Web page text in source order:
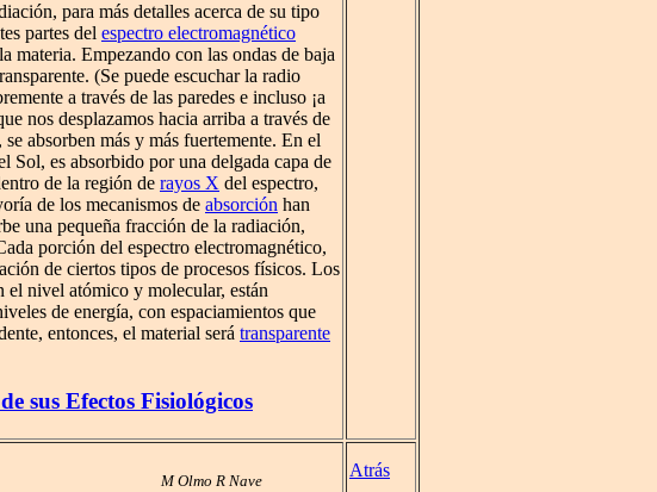
para más detalles acerca de su tipo
partes del espectro electromagnético
materia. Empezando con las ondas de baja
(Se puede escuchar la radio
a través de las paredes e incluso ¡a
nos desplazamos hacia arriba a través de
, se absorben más y más fuertemente. En el
Sol, es absorbido por una delgada capa de
de la región de rayos X del espectro,
de los mecanismos de absorción han
una pequeña fracción de la radiación,
porción del espectro electromagnético,
de ciertos tipos de procesos físicos. Los
el nivel atómico y molecular, están
de energía, con espaciamientos que
entonces, el material será transparente
sus Efectos Fisiológicos
M Olmo R Nave
Atrás